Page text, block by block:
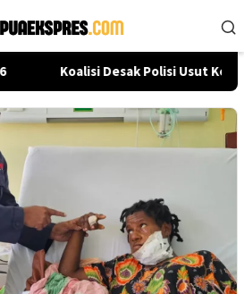
Koalisi Desak Polisi Usut